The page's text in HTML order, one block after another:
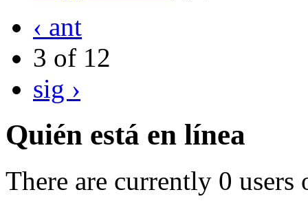
‹ ant
3 of 12
sig ›
Quién está en línea
There are currently 0 users